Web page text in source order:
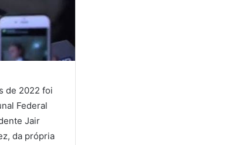
de 2022 foi
Federal
Jair
da própria